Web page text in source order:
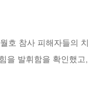
호 참사 피해자들의
을 발휘함을 확인했